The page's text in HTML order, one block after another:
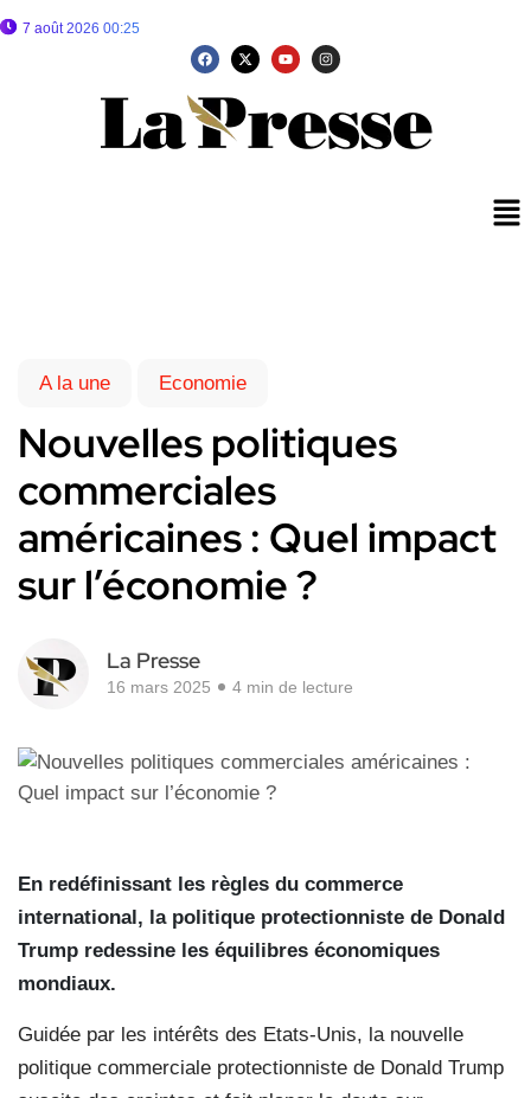
7 août 2026 00:25
A la une Economie
Nouvelles politiques
commerciales
américaines : Quel impact
sur l’économie ?
La Presse
16 mars 2025 4 min de lecture
En redéfinissant les règles du commerce
international, la politique protectionniste de Donald
Trump redessine les équilibres économiques
mondiaux.
Guidée par les intérêts des Etats-Unis, la nouvelle
politique commerciale protectionniste de Donald Trump